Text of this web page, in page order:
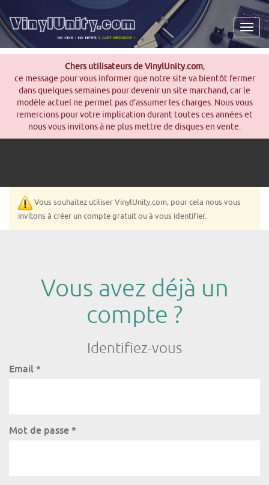
Chers utilisateurs de VinylUnity.com,
ce message pour vous informer que notre site va bientôt fermer
dans quelques semaines pour devenir un site marchand, car le
modèle actuel ne permet pas d’assumer les charges. Nous vous
remercions pour votre implication durant toutes ces années et
nous vous invitons à ne plus mettre de disques en vente.
Vous souhaitez utiliser VinylUnity.com, pour cela nous vous
invitons à créer un compte gratuit ou à vous identifier.
Vous avez déjà un
compte ?
Identifiez-vous
Email *
Mot de passe *